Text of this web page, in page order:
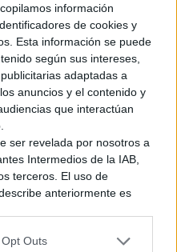
información
de cookies y
Esta información se puede
según sus intereses,
adaptadas a
anuncios y el contenido y
que interactúan
ser revelada por nosotros a
Intermedios de la IAB,
terceros. El uso de
anteriormente es
para nuestra audiencia.
Outs
protagonizados por el
y nos mantienen
el fin de capturarlo.
puzles y acertijos muy
nada que envidiarle.